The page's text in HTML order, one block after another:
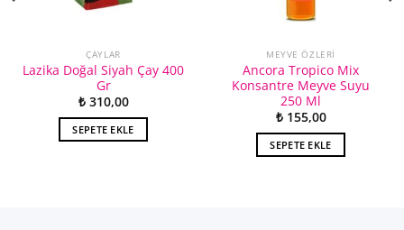
ÇAYLAR
Lazika Doğal Siyah Çay 400
Gr
₺310,00
SEPETE EKLE
MEYVE ÖZLERI
Ancora Tropico Mix
Konsantre Meyve Suyu
250 Ml
₺155,00
SEPETE EKLE